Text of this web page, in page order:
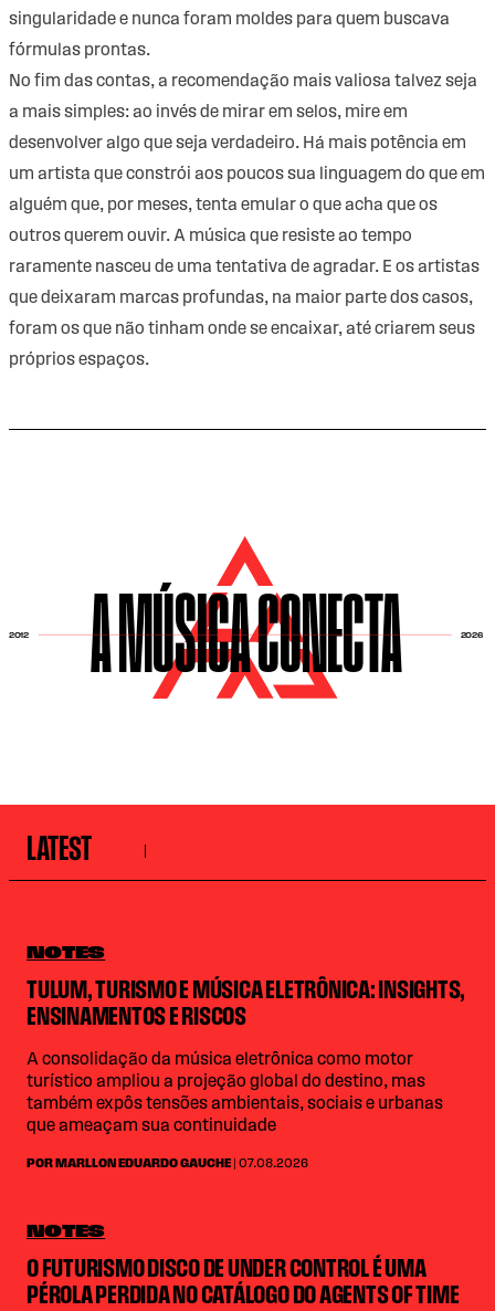
singularidade e nunca foram moldes para quem buscava
fórmulas prontas.
No fim das contas, a recomendação mais valiosa talvez seja
a mais simples: ao invés de mirar em selos, mire em
desenvolver algo que seja verdadeiro. Há mais potência em
um artista que constrói aos poucos sua linguagem do que em
alguém que, por meses, tenta emular o que acha que os
outros querem ouvir. A música que resiste ao tempo
raramente nasceu de uma tentativa de agradar. E os artistas
que deixaram marcas profundas, na maior parte dos casos,
foram os que não tinham onde se encaixar, até criarem seus
próprios espaços.
A MÚSICA CONECTA
2012 2026
LATEST
NOTES
TULUM, TURISMO E MÚSICA ELETRÔNICA: INSIGHTS,
ENSINAMENTOS E RISCOS
A consolidação da música eletrônica como motor
turístico ampliou a projeção global do destino, mas
também expôs tensões ambientais, sociais e urbanas
que ameaçam sua continuidade
POR MARLLON EDUARDO GAUCHE | 07.08.2026
NOTES
O FUTURISMO DISCO DE UNDER CONTROL É UMA
PÉROLA PERDIDA NO CATÁLOGO DO AGENTS OF TIME